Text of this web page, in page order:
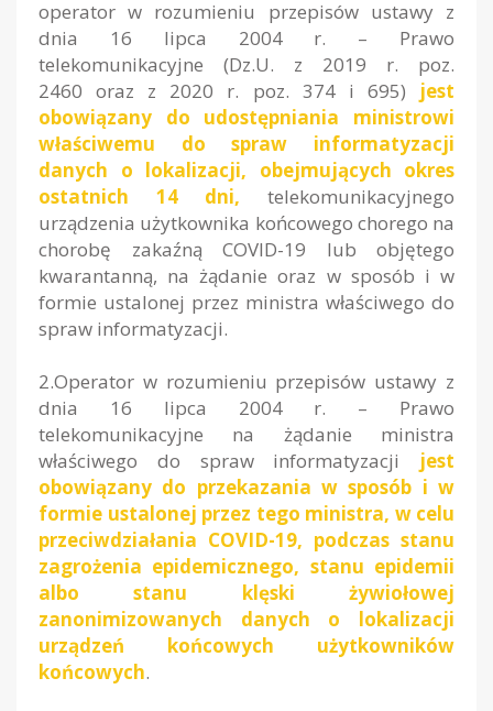
operator w rozumieniu przepisów ustawy z
dnia 16 lipca 2004 r. – Prawo
telekomunikacyjne (Dz.U. z 2019 r. poz.
2460 oraz z 2020 r. poz. 374 i 695) jest
obowiązany do udostępniania ministrowi
właściwemu do spraw informatyzacji
danych o lokalizacji, obejmujących okres
ostatnich 14 dni, telekomunikacyjnego
urządzenia użytkownika końcowego chorego na
chorobę zakaźną COVID-19 lub objętego
kwarantanną, na żądanie oraz w sposób i w
formie ustalonej przez ministra właściwego do
spraw informatyzacji.
2.Operator w rozumieniu przepisów ustawy z
dnia 16 lipca 2004 r. – Prawo
telekomunikacyjne na żądanie ministra
właściwego do spraw informatyzacji jest
obowiązany do przekazania w sposób i w
formie ustalonej przez tego ministra, w celu
przeciwdziałania COVID-19, podczas stanu
zagrożenia epidemicznego, stanu epidemii
albo stanu klęski żywiołowej
zanonimizowanych danych o lokalizacji
urządzeń końcowych użytkowników
końcowych.